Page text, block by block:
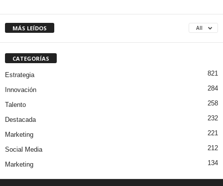
MÁS LEÍDOS All
CATEGORÍAS
Estrategia 821
Innovación 284
Talento 258
Destacada 232
Marketing 221
Social Media 212
Marketing 134